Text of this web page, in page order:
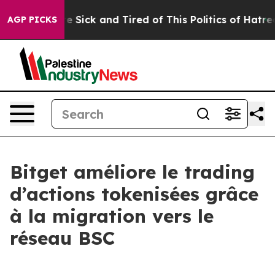
AGP PICKS
Are Sick and Tired of This Politics of Hatred”
Bitget améliore le trading
d’actions tokenisées grâce
à la migration vers le
réseau BSC